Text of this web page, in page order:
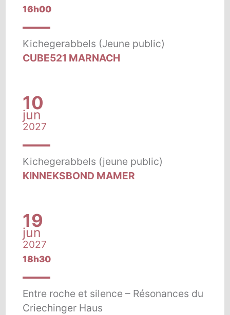
16h00
Kichegerabbels (Jeune public)
CUBE521 MARNACH
10
jun
2027
Kichegerabbels (jeune public)
KINNEKSBOND MAMER
19
jun
2027
18h30
Entre roche et silence – Résonances du
Criechinger Haus